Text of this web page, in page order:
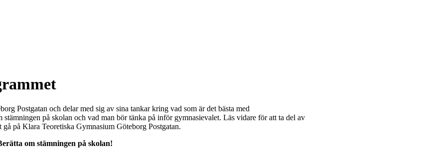
Postgatan och delar med sig av sina tankar kring vad som är det bästa med
på skolan och vad man bör tänka på inför gymnasievalet. Läs vidare för att ta del av
på Klara Teoretiska Gymnasium Göteborg Postgatan.
om stämningen på skolan!